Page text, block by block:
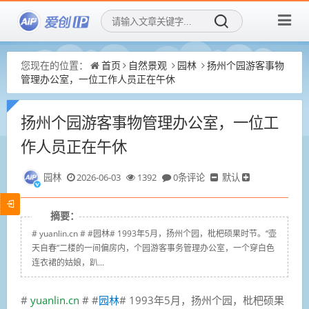
您现在的位置： 首页 自然景观 园林
扬州个园游客事物
管理办公室，一位工作人员正在午休
扬州个园游客事物管理办公室，一位工
作人员正在午休
园林 2026-06-03 1392 0条评论 默认
摘要：
# yuanlin.cn # #园林# 1993年5月，扬州个园，枇杷硕果时节。“壶
天自春”二楼的一间偏房内，个园游客事务管理办公室，一个穿白色
连衣裙的姑娘，趴...
# yuanlin.cn # #园林# 1993年5月，扬州个园，枇杷硕果